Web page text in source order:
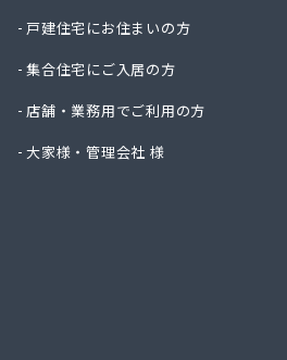
戸建住宅にお住まいの方
集合住宅にご入居の方
店舗・業務用でご利用の方
大家様・管理会社 様